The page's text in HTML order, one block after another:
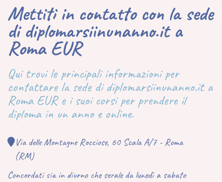
Mettiti in contatto con la sede
di diplomarsiinunanno.it a
Roma EUR
Qui trovi le principali informazioni per
contattare la sede di diplomarsiinunanno.it a
Roma EUR e i suoi corsi per prendere il
diploma in un anno e online.
Via delle Montagne Rocciose, 60 Scala A/7 - Roma
(RM)
Concordati sia in diurno che serale da lunedì a sabato